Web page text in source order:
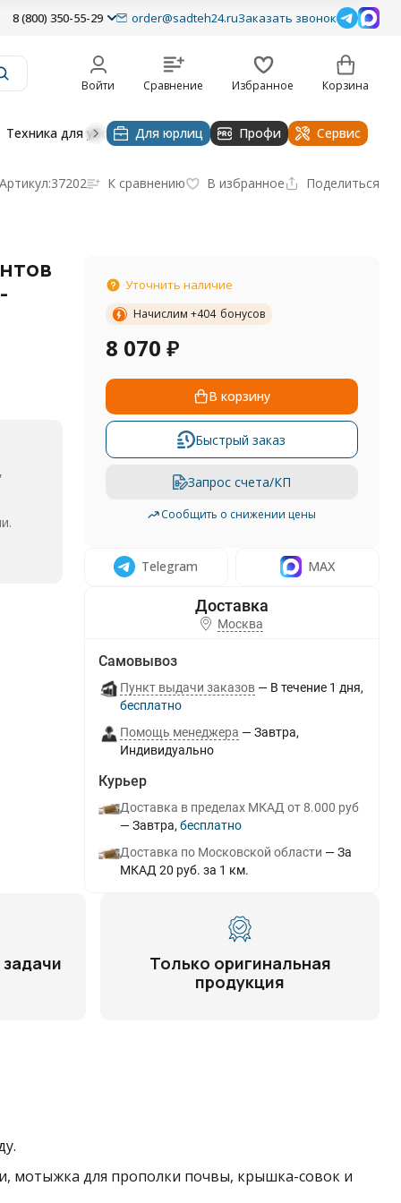
8 (800) 350-55-29 order@sadteh24.ruЗаказать звонок
Войти Сравнение Избранное Корзина
Техника для уборки Строительная техника
Для юрлиц Профи Сервис
Артикул:37202 К сравнению В избранное Поделиться
Уточнить наличие
Начислим +404 бонусов
8 070 ₽
В корзину
Быстрый заказ
Запрос счета/КП
Сообщить о снижении цены
Telegram MAX
Москва
Самовывоз
Пункт выдачи заказов В течение 1 дня
Бесплатно
Помощь менеджера
Завтра
Индивидуально
Курьер
Доставка в пределах МКАД от 8.000 руб
Завтра
Бесплатно
Доставка по Московской области
За
МКАД 20 руб. за 1 км.
Только оригинальная
продукция
мотыжка для прополки почвы, крышка-совок и